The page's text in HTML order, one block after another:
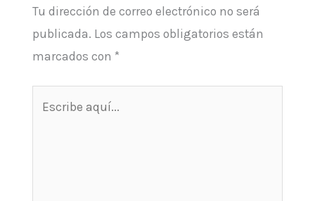
Tu dirección de correo electrónico no será
publicada. Los campos obligatorios están
marcados con *